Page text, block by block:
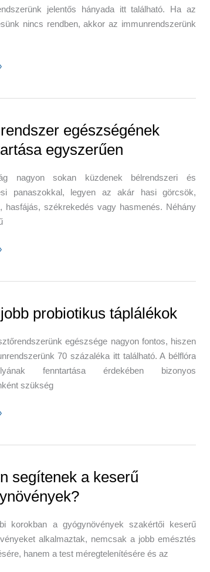
jelentős hányada itt található. Ha az
nincs rendben, akkor az immunrendszerünk
egészségének
egyszerűen
nagyon sokan küzdenek bélrendszeri és
panaszokkal, legyen az akár hasi görcsök,
hasfájás, székrekedés vagy hasmenés. Néhány
probiotikus táplálékok
egészsége nagyon fontos, hiszen
70 százaléka itt található. A bélflóra
fenntartása érdekében bizonyos
szükség
segítenek a keserű
korokban a gyógynövények szakértői keserű
alkalmaztak, nemcsak a jobb emésztés
hanem a test méregtelenítésére és az